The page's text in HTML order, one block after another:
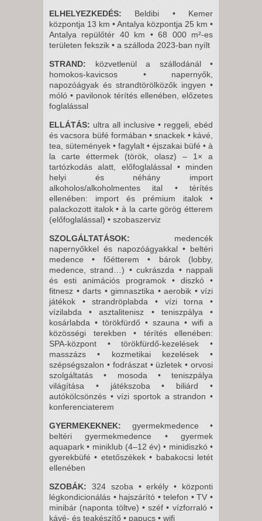
ELHELYEZKEDÉS: Beldibi • Kemer
központja 13 km • Antalya központja 25 km •
Antalya repülőtér 40 km • 68 000 m²-es
területen fekszik • a szálloda 2023-ban nyílt
STRAND: közvetlenül a szállodánál •
homokos-kavicsos • napernyők,
napozóágyak és strandtörölközők ingyen •
móló • pavilonok térítés ellenében, előzetes
foglalással
ELLÁTÁS: ultra all inclusive • reggeli, ebéd
és vacsora büfé formában • snackek • kávé,
tea, sütemények • fagylalt • éjszakai büfé • à
la carte éttermek (török, olasz) – 1× a
tartózkodás alatt, előfoglalással • minden
helyi és néhány import
alkoholos/alkoholmentes ital • térítés
ellenében: import és prémium italok •
palackozott italok • à la carte görög étterem
(előfoglalással) • szobaszerviz
SZOLGÁLTATÁSOK: medencék
napernyőkkel és napozóágyakkal • beltéri
medence • főétterem • bárok (lobby,
medence, strand…) • cukrászda • nappali
és esti animációs programok • diszkó •
fitnesz • darts • gimnasztika • aerobik • vízi
játékok • strandröplabda • vízi torna •
vízilabda • asztalitenisz • teniszpálya •
kosárlabda • törökfürdő • szauna • wifi a
közösségi terekben • térítés ellenében:
SPA-központ • törökfürdő-kezelések •
masszázs • kozmetikai kezelések •
szépségszalon • fodrászat • üzletek • orvosi
szolgáltatás • mosoda • teniszpálya
világítása • játékszoba • biliárd •
autókölcsönzés • vízi sportok a strandon •
konferenciaterem
GYERMEKEKNEK: gyermekmedence •
beltéri gyermekmedence • gyermek
aquapark • miniklub (4–12 év) • minidiszkó •
gyerekbüfé • etetőszékek • babakocsi letét
ellenében
SZOBÁK: 324 szoba • erkély • központi
légkondicionálás • hajszárító • telefon • TV •
minibár (naponta töltve) • széf • vízforraló •
kávé- és teakészítő • papucs • wifi